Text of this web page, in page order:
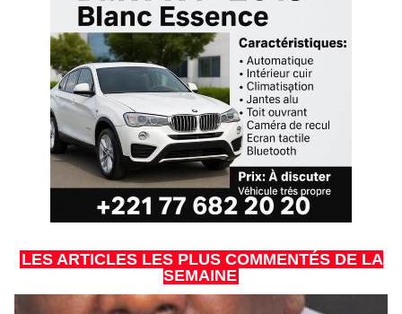
LES ARTICLES LES PLUS COMMENTÉS DE LA
SEMAINE